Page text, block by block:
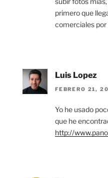
primero que
comerciales por
Luis Lopez
FEBRERO 21,
Yo he usado
que he
http://